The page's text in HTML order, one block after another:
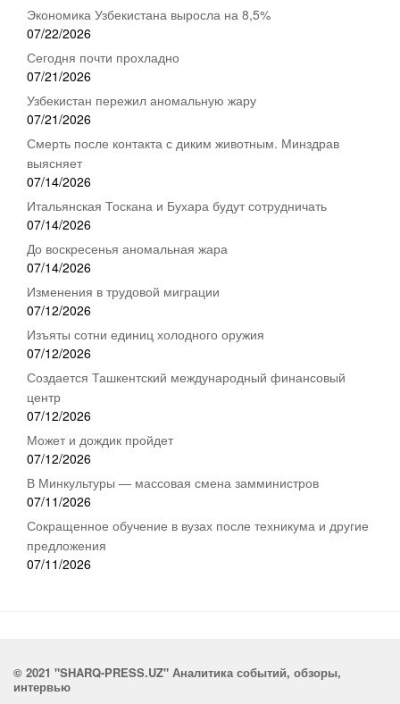
Экономика Узбекистана выросла на 8,5%
07/22/2026
Сегодня почти прохладно
07/21/2026
Узбекистан пережил аномальную жару
07/21/2026
Смерть после контакта с диким животным. Минздрав
выясняет
07/14/2026
Итальянская Тоскана и Бухара будут сотрудничать
07/14/2026
До воскресенья аномальная жара
07/14/2026
Изменения в трудовой миграции
07/12/2026
Изъяты сотни единиц холодного оружия
07/12/2026
Создается Ташкентский международный финансовый
центр
07/12/2026
Может и дождик пройдет
07/12/2026
В Минкультуры — массовая смена замминистров
07/11/2026
Сокращенное обучение в вузах после техникума и другие
предложения
07/11/2026
© 2021 "SHARQ-PRESS.UZ" Аналитика событий, обзоры,
интервью